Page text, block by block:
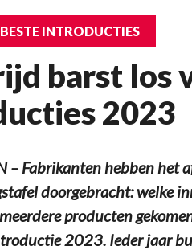
INTRODUCTIES
barst los
2023
– Fabrikanten hebben het
doorgebracht: welke
producten
2023. Ieder jaar